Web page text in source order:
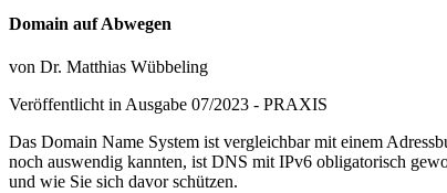
Domain auf Abwegen
von Dr. Matthias Wübbeling
Veröffentlicht in Ausgabe 07/2023 - PRAXIS
Das Domain Name System ist vergleichbar mit einem
noch auswendig kannten, ist DNS mit IPv6 obligatorisch
und wie Sie sich davor schützen.